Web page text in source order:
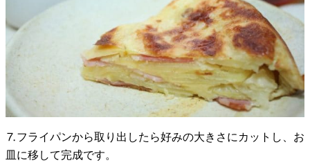
⒎フライパンから取り出したら好みの大きさにカットし、お
皿に移して完成です。